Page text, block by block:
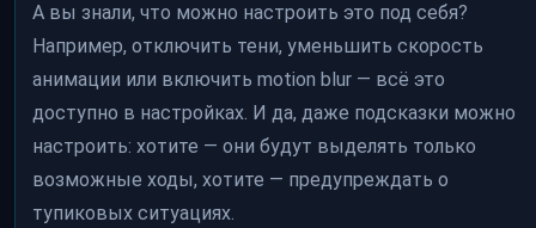
А вы знали, что можно настроить это под себя?
Например, отключить тени, уменьшить скорость
анимации или включить motion blur — всё это
доступно в настройках. И да, даже подсказки можно
настроить: хотите — они будут выделять только
возможные ходы, хотите — предупреждать о
тупиковых ситуациях.